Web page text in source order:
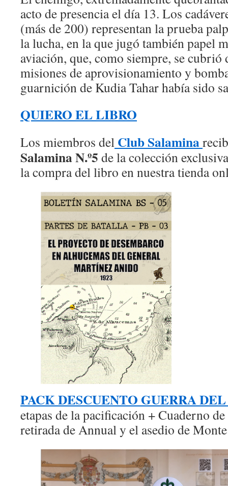
acto de presencia el día 13. Los
(más de 200) representan la prueba
la lucha, en la que jugó también papel
aviación, que, como siempre, se cubrió
misiones de aprovisionamiento y
guarnición de Kudia Tahar había sido
QUIERO EL LIBRO
Los miembros del Club Salamina
Salamina N.º5 de la colección
la compra del libro en nuestra tienda
PACK DESCUENTO GUERRA
etapas de la pacificación + Cuaderno
retirada de Annual y el asedio de